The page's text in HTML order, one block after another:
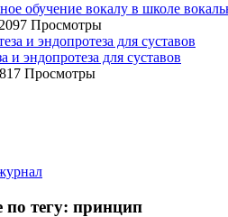
обучение вокалу в школе
Просмотры
и эндопротеза для суставов
Просмотры
по тегу: принцип